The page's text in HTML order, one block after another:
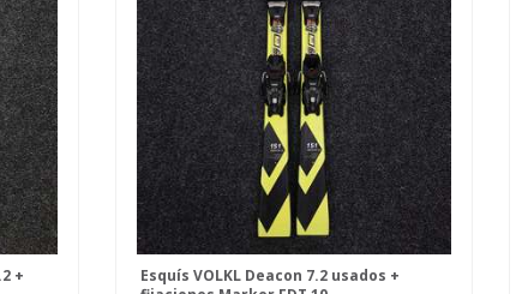
+
Esquís VOLKL Deacon 7.2 usados +